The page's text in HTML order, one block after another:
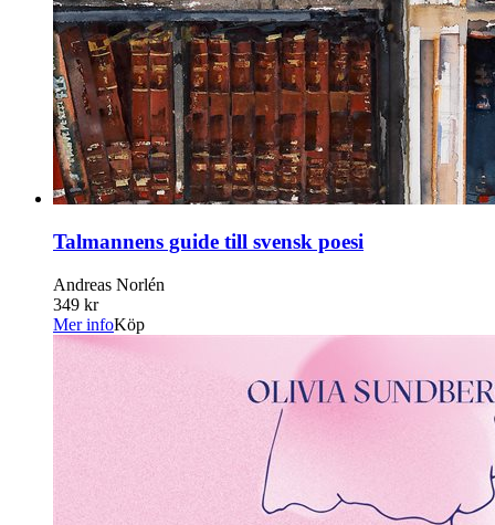
Talmannens guide till svensk poesi
Andreas Norlén
349 kr
Mer infoKöp